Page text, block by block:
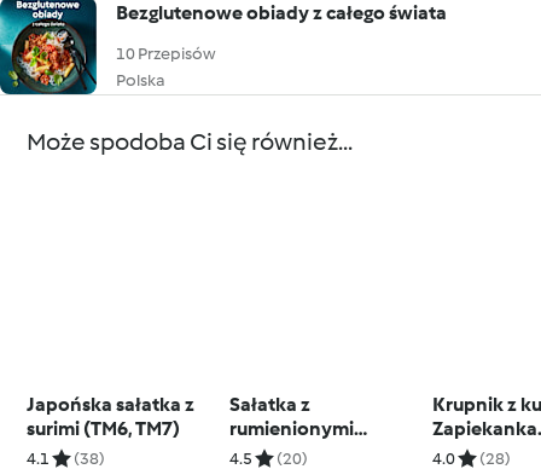
Bezglutenowe obiady z całego świata
10 Przepisów
Polska
Może spodoba Ci się również...
Japońska sałatka z
surimi (TM6, TM7)
4.1 (38)
Sałatka z
rumienionymi
krewetkami i
4.5 (20)
Krupnik z
Zapiekanka
4.0 (28)